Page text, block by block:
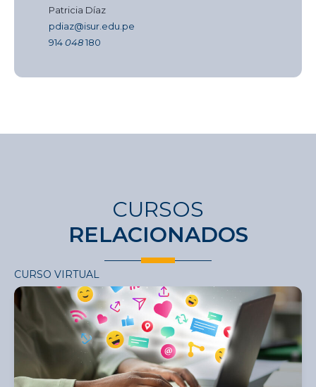
Patricia Díaz
pdiaz@isur.edu.pe
914048180
CURSOS
RELACIONADOS
CURSO VIRTUAL